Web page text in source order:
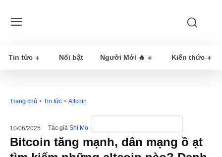
Tin tức Nổi bật Người Mới 🔥 Kiến thức
Trang chủ Tin tức Altcoin
10/06/2025 Tác giả Shi Mo
Bitcoin tăng mạnh, dân mạng ồ ạt